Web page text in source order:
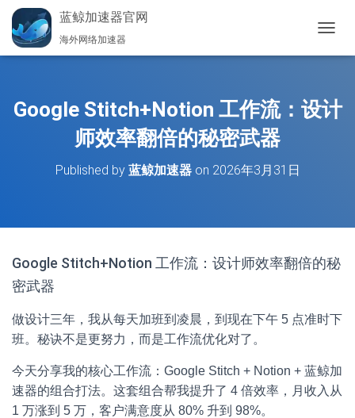
蓝鲸加速器官网
海外网络加速器
换
Google Stitch+Notion 工作流：设计
师效率翻倍的秘密武器
Published by 蓝鲸加速器on 2026年3月31日
Google Stitch+Notion 工作流：设计师效率翻倍的秘
密武器
做设计三年，我从每天加班到凌晨，到现在下午 5 点准时下
班。秘诀不是更努力，而是工作流优化对了。
今天分享我的核心工作流：Google Stitch + Notion + 蓝鲸加
速器的组合打法。这套组合帮我提升了 4 倍效率，月收入从
1 万涨到 5 万，客户满意度从 80% 升到 98%。